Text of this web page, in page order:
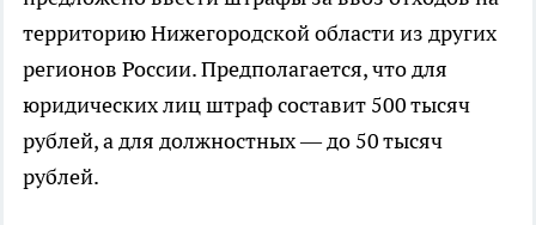
территорию Нижегородской области из других
регионов России. Предполагается, что для
юридических лиц штраф составит 500 тысяч
рублей, а для должностных — до 50 тысяч
рублей.